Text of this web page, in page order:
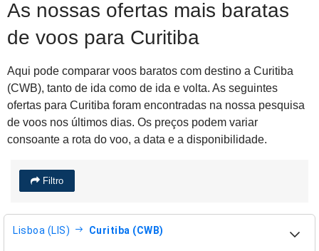
As nossas ofertas mais baratas
de voos para Curitiba
Aqui pode comparar voos baratos com destino a Curitiba
(CWB), tanto de ida como de ida e volta. As seguintes
ofertas para Curitiba foram encontradas na nossa pesquisa
de voos nos últimos dias. Os preços podem variar
consoante a rota do voo, a data e a disponibilidade.
Filtro
Lisboa (LIS) Curitiba (CWB)